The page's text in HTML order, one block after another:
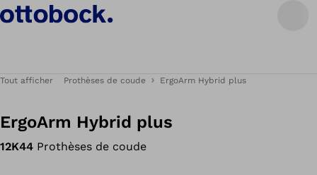
Tout afficher Prothèses de coude ErgoArm Hybrid plus
ErgoArm Hybrid plus
12K44 Prothèses de coude